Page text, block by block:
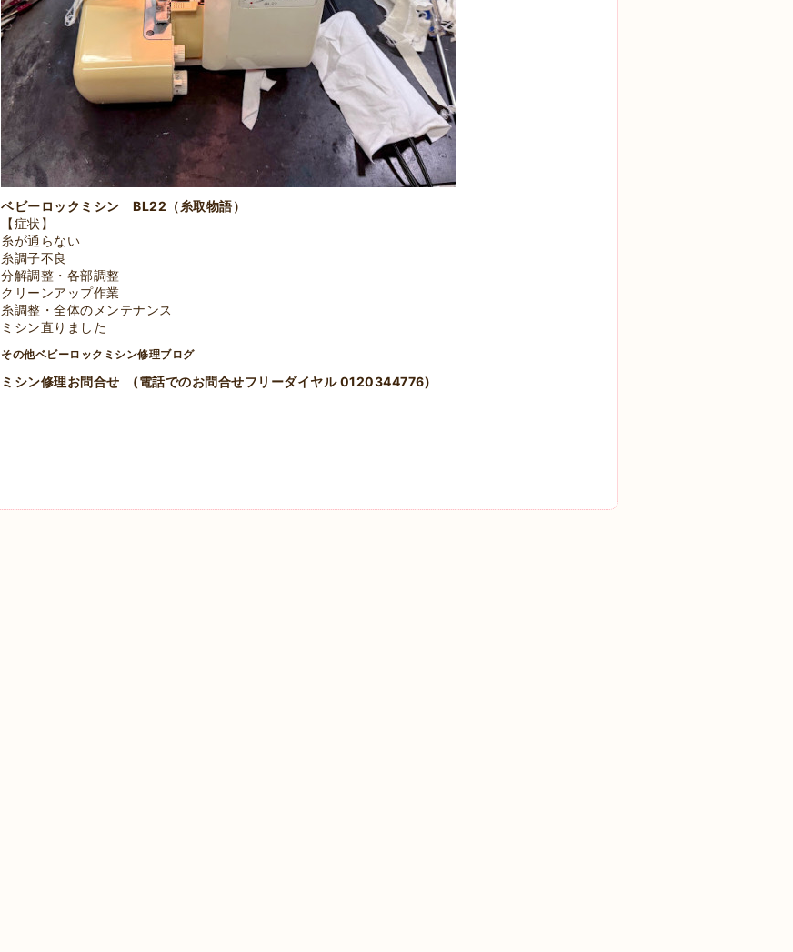
ベビーロックミシン BL22（糸取物語）
【症状】
糸が通らない
糸調子不良
分解調整・各部調整
クリーンアップ作業
糸調整・全体のメンテナンス
ミシン直りました
その他ベビーロックミシン修理ブログ
ミシン修理お問合せ (電話でのお問合せフリーダイヤル 0120344776)